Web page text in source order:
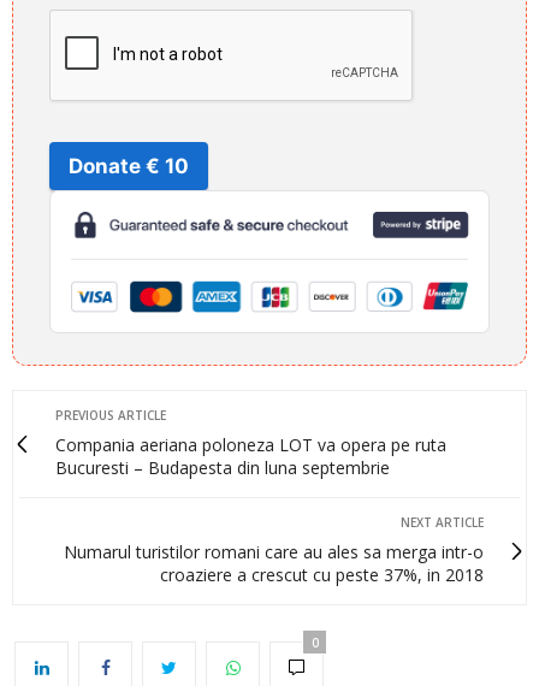
Donate € 10
PREVIOUS ARTICLE
Compania aeriana poloneza LOT va opera pe ruta
Bucuresti – Budapesta din luna septembrie
NEXT ARTICLE
Numarul turistilor romani care au ales sa merga intr-o
croaziere a crescut cu peste 37%, in 2018
0